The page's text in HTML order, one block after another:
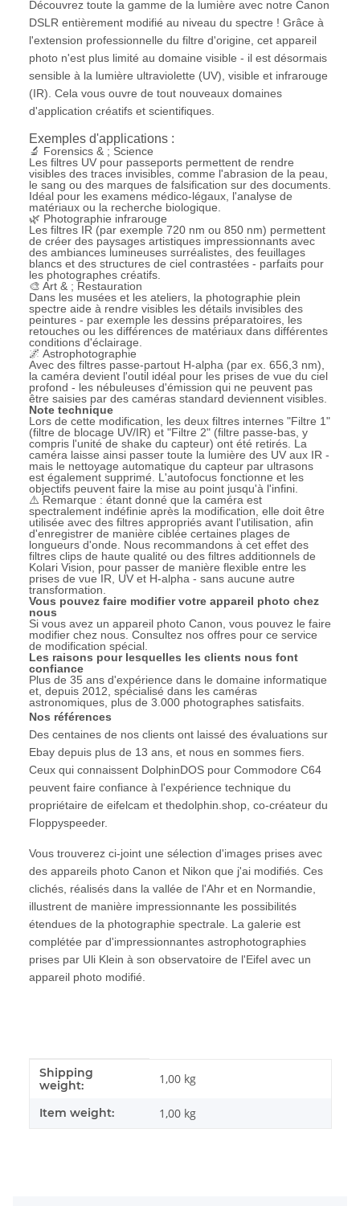
Découvrez toute la gamme de la lumière avec notre Canon
DSLR entièrement modifié au niveau du spectre ! Grâce à
l'extension professionnelle du filtre d'origine, cet appareil
photo n'est plus limité au domaine visible - il est désormais
sensible à la lumière ultraviolette (UV), visible et infrarouge
(IR). Cela vous ouvre de tout nouveaux domaines
d'application créatifs et scientifiques.
Exemples d'applications :
🔬 Forensics & ; Science
Les filtres UV pour passeports permettent de rendre
visibles des traces invisibles, comme l'abrasion de la peau,
le sang ou des marques de falsification sur des documents.
Idéal pour les examens médico-légaux, l'analyse de
matériaux ou la recherche biologique.
🌿 Photographie infrarouge
Les filtres IR (par exemple 720 nm ou 850 nm) permettent
de créer des paysages artistiques impressionnants avec
des ambiances lumineuses surréalistes, des feuillages
blancs et des structures de ciel contrastées - parfaits pour
les photographes créatifs.
🎨 Art & ; Restauration
Dans les musées et les ateliers, la photographie plein
spectre aide à rendre visibles les détails invisibles des
peintures - par exemple les dessins préparatoires, les
retouches ou les différences de matériaux dans différentes
conditions d'éclairage.
🌌 Astrophotographie
Avec des filtres passe-partout H-alpha (par ex. 656,3 nm),
la caméra devient l'outil idéal pour les prises de vue du ciel
profond - les nébuleuses d'émission qui ne peuvent pas
être saisies par des caméras standard deviennent visibles.
Note technique
Lors de cette modification, les deux filtres internes "Filtre 1"
(filtre de blocage UV/IR) et "Filtre 2" (filtre passe-bas, y
compris l'unité de shake du capteur) ont été retirés. La
caméra laisse ainsi passer toute la lumière des UV aux IR -
mais le nettoyage automatique du capteur par ultrasons
est également supprimé. L'autofocus fonctionne et les
objectifs peuvent faire la mise au point jusqu'à l'infini.
⚠️ Remarque : étant donné que la caméra est
spectralement indéfinie après la modification, elle doit être
utilisée avec des filtres appropriés avant l'utilisation, afin
d'enregistrer de manière ciblée certaines plages de
longueurs d'onde. Nous recommandons à cet effet des
filtres clips de haute qualité ou des filtres additionnels de
Kolari Vision, pour passer de manière flexible entre les
prises de vue IR, UV et H-alpha - sans aucune autre
transformation.
Vous pouvez faire modifier votre appareil photo chez
nous
Si vous avez un appareil photo Canon, vous pouvez le faire
modifier chez nous. Consultez nos offres pour ce service
de modification spécial.
Les raisons pour lesquelles les clients nous font
confiance
Plus de 35 ans d'expérience dans le domaine informatique
et, depuis 2012, spécialisé dans les caméras
astronomiques, plus de 3.000 photographes satisfaits.
Nos références
Des centaines de nos clients ont laissé des évaluations sur
Ebay depuis plus de 13 ans, et nous en sommes fiers.
Ceux qui connaissent DolphinDOS pour Commodore C64
peuvent faire confiance à l'expérience technique du
propriétaire de eifelcam et thedolphin.shop, co-créateur du
Floppyspeeder.
Vous trouverez ci-joint une sélection d'images prises avec
des appareils photo Canon et Nikon que j'ai modifiés. Ces
clichés, réalisés dans la vallée de l'Ahr et en Normandie,
illustrent de manière impressionnante les possibilités
étendues de la photographie spectrale. La galerie est
complétée par d'impressionnantes astrophotographies
prises par Uli Klein à son observatoire de l'Eifel avec un
appareil photo modifié.
#productDetails.itemInformation#
#productDetails.itemValue#
Shipping
weight:
1,00 kg
Item weight: 1,00 kg